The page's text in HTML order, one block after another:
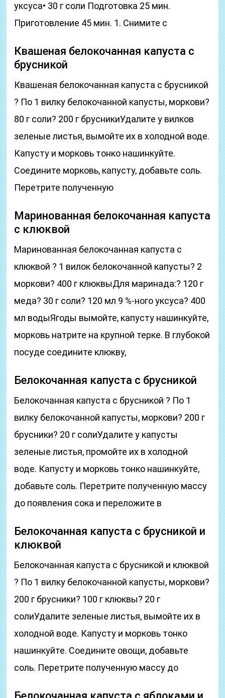
уксуса• 30 г соли Подготовка 25 мин.
Приготовление 45 мин. 1. Снимите с
Квашеная белокочанная капуста с
брусникой
Квашеная белокочанная капуста с брусникой
? По 1 вилку белокочанной капусты, моркови?
80 г соли? 200 г брусникиУдалите у вилков
зеленые листья, вымойте их в холодной воде.
Капусту и морковь тонко нашинкуйте.
Соедините морковь, капусту, добавьте соль.
Перетрите полученную
Маринованная белокочанная капуста
с клюквой
Маринованная белокочанная капуста с
клюквой ? 1 вилок белокочанной капусты? 2
моркови? 400 г клюквыДля маринада:? 120 г
меда? 30 г соли? 120 мл 9 %-ного уксуса? 400
мл водыЯгоды вымойте, капусту нашинкуйте,
морковь натрите на крупной терке. В глубокой
посуде соедините клюкву,
Белокочанная капуста с брусникой
Белокочанная капуста с брусникой ? По 1
вилку белокочанной капусты, моркови? 200 г
брусники? 20 г солиУдалите у капусты
зеленые листья, промойте их в холодной
воде. Капусту и морковь тонко нашинкуйте,
добавьте соль. Перетрите полученную массу
до появления сока и переложите в
Белокочанная капуста с брусникой и
клюквой
Белокочанная капуста с брусникой и клюквой
? По 1 вилку белокочанной капусты, моркови?
200 г брусники? 100 г клюквы? 20 г
солиУдалите зеленые листья, вымойте их в
холодной воде. Капусту и морковь тонко
нашинкуйте. Соедините овощи, добавьте
соль. Перетрите полученную массу до